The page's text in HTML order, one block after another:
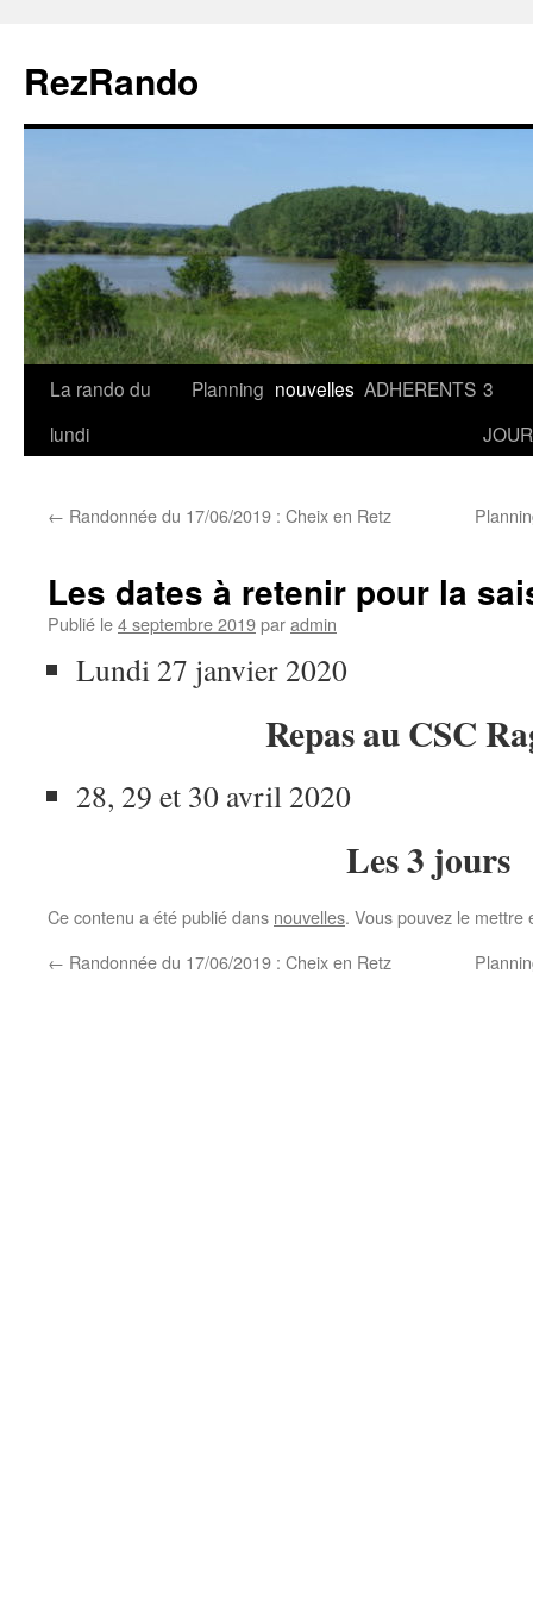
contenu
RezRando
La rando du
lundi
Planning nouvelles ADHERENTS 3
← Randonnée du 17/06/2019 : Cheix en Retz
Les dates à retenir pour la
Publié le4 septembre 2019paradmin
Lundi 27 janvier 2020
Repas au CSC
28, 29 et 30 avril 2020
Les 3 jours
Ce contenu a été publié dans nouvelles. Vous pouvez le
← Randonnée du 17/06/2019 : Cheix en Retz